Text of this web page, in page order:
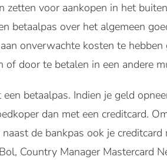
voor aankopen in het
betaalpas over het algemeen
onverwachte kosten te hebben
door te betalen in een andere
betaalpas. Indien je geld
dan met een creditcard.
de bankpas ook je creditcard
Country Manager Mastercard